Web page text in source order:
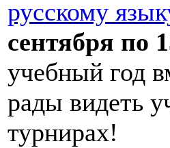
русскому
сентября по
учебный год
рады видеть
турнирах!